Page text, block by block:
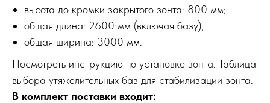
высота до кромки закрытого зонта: 800 мм;
общая длина: 2600 мм (включая базу),
общая ширина: 3000 мм.
Посмотреть инструкцию по установке зонта. Таблица
выбора утяжелительных баз для стабилизации зонта.
В комплект поставки входит: